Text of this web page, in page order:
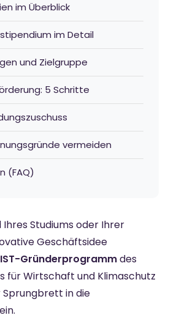
im Überblick
im Detail
und Zielgruppe
5 Schritte
vermeiden
(FAQ)
Studiums oder Ihrer
Geschäftsidee
Gründerprogrammdes
für Wirtschaft und Klimaschutz
Sprungbrett in die